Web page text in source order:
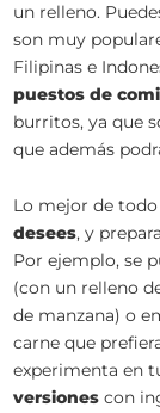
un relleno.
son muy
Filipinas e
puestos de
burritos, ya que
que además
Lo mejor de
desees, y
Por ejemplo, se
(con un relleno
de manzana) o
carne que
experimenta en
versiones con